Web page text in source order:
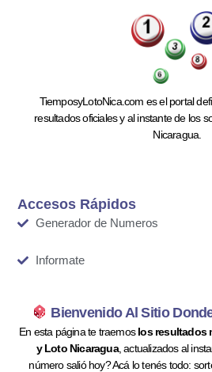
TiemposyLotoNica.com es el portal
resultados oficiales y al instante de los
Nicaragua.
Accesos Rápidos
Generador de Numeros
Informate
Bienvenido Al Sitio
En esta página te traemoslos resultados
y Loto Nicaragua, actualizados al
número salió hoy? Acá lo tenés todo: